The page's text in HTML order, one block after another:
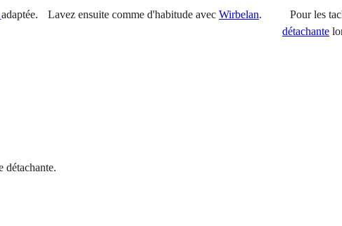
adaptée. Lavez ensuite comme d'habitude avec Wirbelan. Pour les
détachante
détachante.